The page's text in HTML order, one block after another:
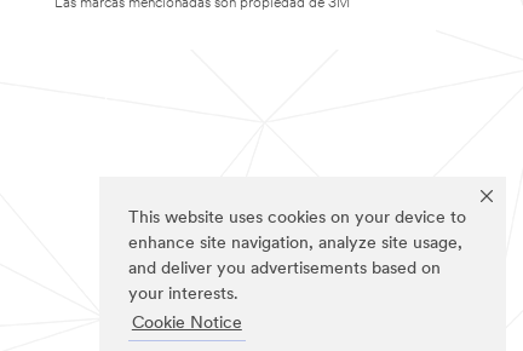
This website uses cookies on your device to
enhance site navigation, analyze site usage,
and deliver you advertisements based on
your interests.
Cookie Notice
Las marcas mencionadas son propiedad de 3M